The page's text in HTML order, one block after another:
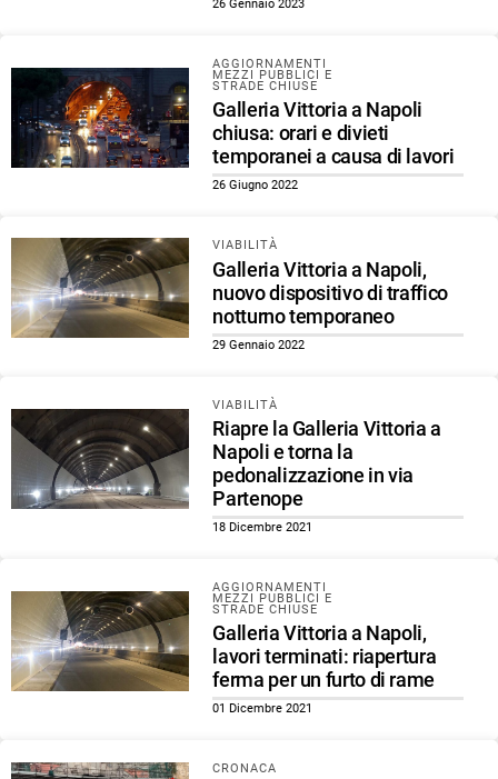
26 Gennaio 2023
AGGIORNAMENTI
MEZZI PUBBLICI E
STRADE CHIUSE
Galleria Vittoria a Napoli
chiusa: orari e divieti
temporanei a causa di lavori
26 Giugno 2022
VIABILITÀ
Galleria Vittoria a Napoli,
nuovo dispositivo di traffico
notturno temporaneo
29 Gennaio 2022
VIABILITÀ
Riapre la Galleria Vittoria a
Napoli e torna la
pedonalizzazione in via
Partenope
18 Dicembre 2021
AGGIORNAMENTI
MEZZI PUBBLICI E
STRADE CHIUSE
Galleria Vittoria a Napoli,
lavori terminati: riapertura
ferma per un furto di rame
01 Dicembre 2021
CRONACA